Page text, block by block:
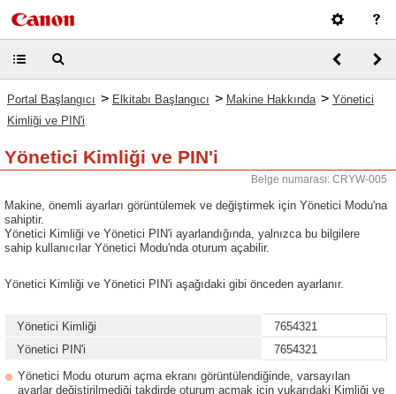
Portal Başlangıcı > Elkitabı Başlangıcı > Makine Hakkında > Yönetici
Kimliği ve PIN'i
Yönetici Kimliği ve PIN'i
Belge numarası: CRYW-005
Makine, önemli ayarları görüntülemek ve değiştirmek için Yönetici Modu'na
sahiptir.
Yönetici Kimliği ve Yönetici PIN'i ayarlandığında, yalnızca bu bilgilere
sahip kullanıcılar Yönetici Modu'nda oturum açabilir.
Yönetici Kimliği ve Yönetici PIN'i aşağıdaki gibi önceden ayarlanır.
Yönetici Kimliği
7654321
Yönetici PIN'i
7654321
Yönetici Modu oturum açma ekranı görüntülendiğinde, varsayılan
ayarlar değiştirilmediği takdirde oturum açmak için yukarıdaki Kimliği ve